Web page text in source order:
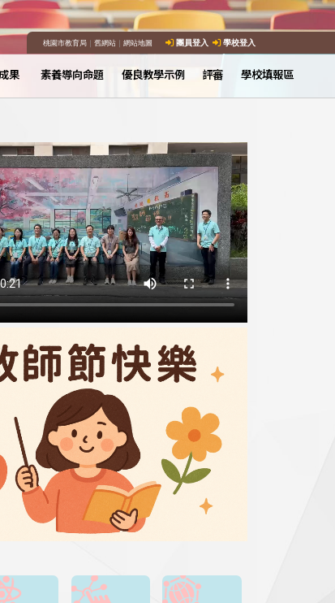
桃園市教育局｜ 舊網站｜ 網站地圖 團員登入 學校登入
果 素養導向命題 優良教學示例 評審 學校填報區